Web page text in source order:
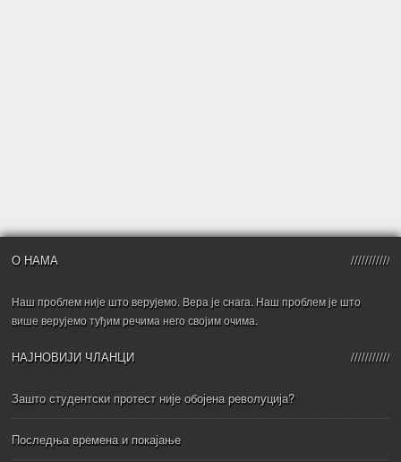
О НАМА
Наш проблем није што верујемо. Вера је снага. Наш проблем је што
више верујемо туђим речима него својим очима.
НАЈНОВИЈИ ЧЛАНЦИ
Зашто студентски протест није обојена револуција?
Последња времена и покајање